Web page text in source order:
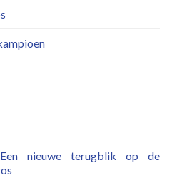
Een nieuwe terugblik op de